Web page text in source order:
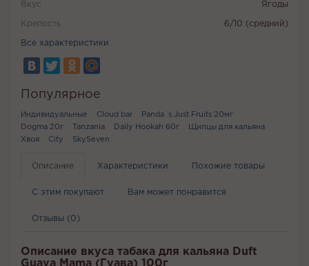
Вкус Ягоды
Крепость 6/10 (средний)
Все характеристики
Популярное
Индивидуальные Cloud bar
Panda`s Just Fruits 20мг
Dogma 20г
Tanzania Daily Hookah 60г
Щипцы для кальяна
Хвоя
City SkySeven
Описание Характеристики Похожие товары
С этим покупают Вам может понравится
Отзывы (0)
Описание вкуса табака для кальяна Duft
Guava Mama (Гуава) 100г